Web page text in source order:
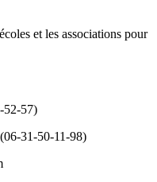
et les associations pour
52-57)
31-50-11-98)